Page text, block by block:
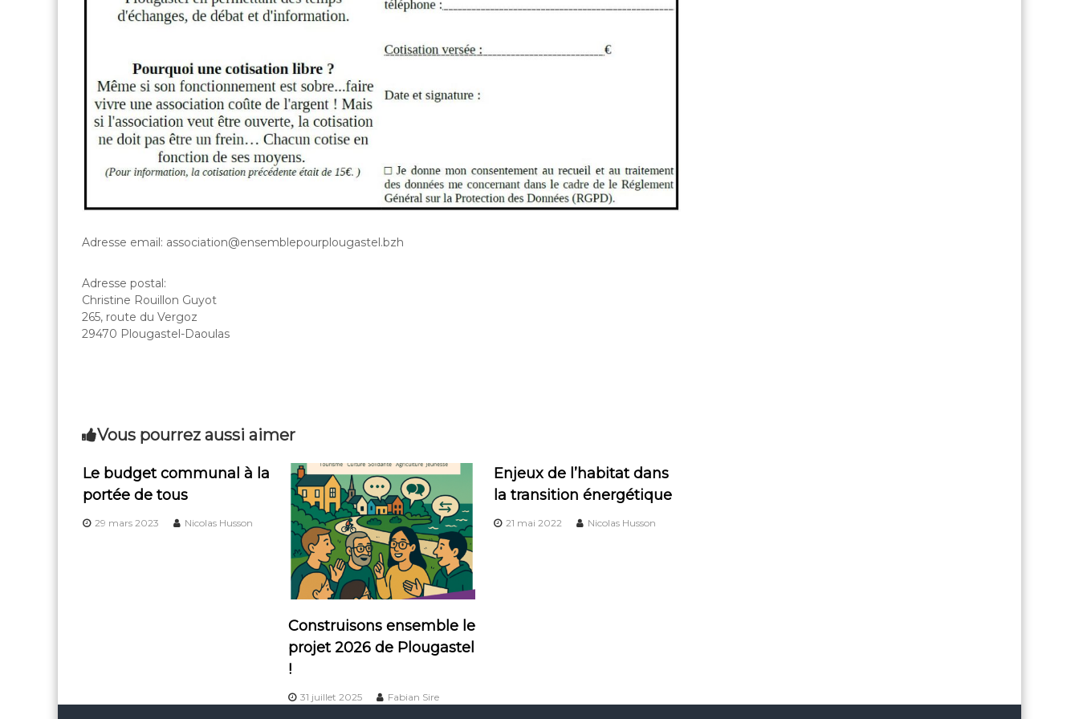
Adresse email: association@ensemblepourplougastel.bzh
Adresse postal:
Christine Rouillon Guyot
265, route du Vergoz
29470 Plougastel-Daoulas
Vous pourrez aussi aimer
Le budget communal à la
portée de tous
29 mars 2023 Nicolas Husson
Construisons ensemble le
projet 2026 de Plougastel
!
31 juillet 2025 Fabian Sire
Enjeux de l’habitat dans
la transition énergétique
21 mai 2022 Nicolas Husson